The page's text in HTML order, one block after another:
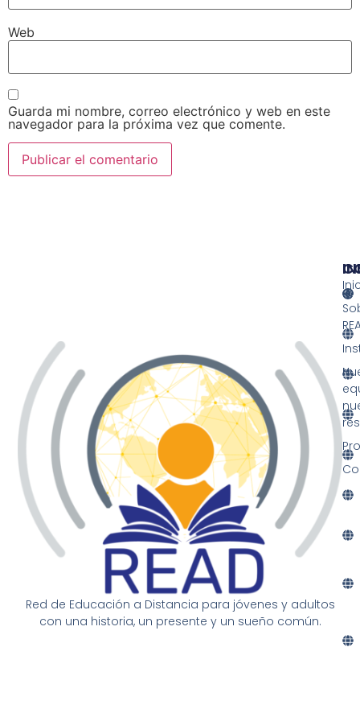
Web
Guarda mi nombre, correo electrónico y web en este
navegador para la próxima vez que comente.
Red de Educación a Distancia para jóvenes y adultos
con una historia, un presente y un sueño común.